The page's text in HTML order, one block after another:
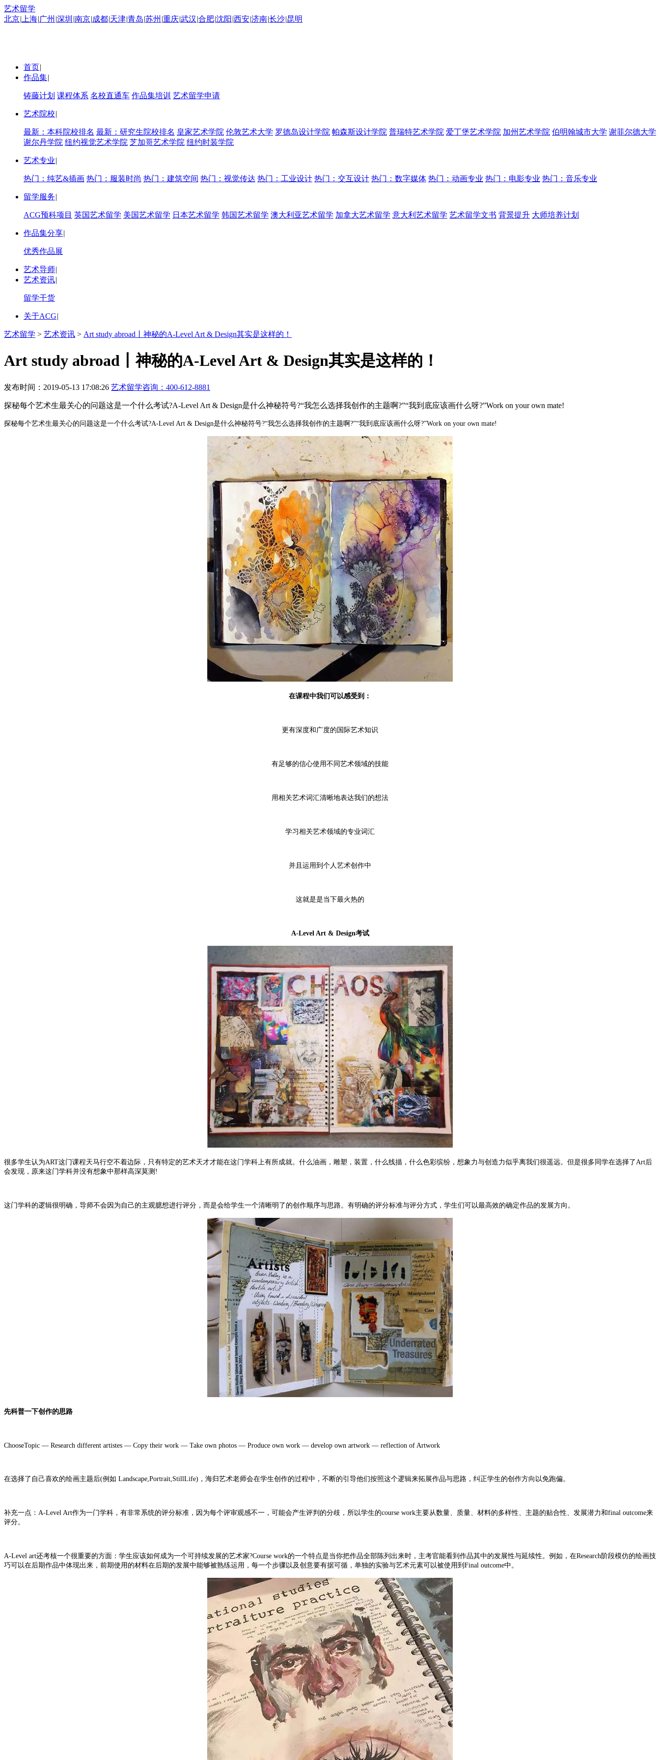
艺术留学
北京| 上海|广州 |深圳 |南京|成都|天津|青岛|苏州 |重庆|武汉 |合肥|沈阳 |西安|济南|长沙|昆明
首页|
作品集|
铸藤计划 课程体系 名校直通车 作品集培训 艺术留学申请
艺术院校|
最新：本科院校排名 最新：研究生院校排名 皇家艺术学院 伦敦艺术大学 罗德岛设计学院 帕森斯设计学院 普瑞特艺术学院 爱丁堡艺术学院 加州艺术学院 伯明翰城市大学 谢菲尔德大学
谢尔丹学院 纽约视觉艺术学院 芝加哥艺术学院 纽约时装学院
艺术专业|
热门：纯艺&插画 热门：服装时尚 热门：建筑空间 热门：视觉传达 热门：工业设计 热门：交互设计 热门：数字媒体 热门：动画专业 热门：电影专业 热门：音乐专业
留学服务|
ACG预科项目 英国艺术留学 美国艺术留学 日本艺术留学 韩国艺术留学 澳大利亚艺术留学 加拿大艺术留学 意大利艺术留学 艺术留学文书 背景提升 大师培养计划
作品集分享|
优秀作品展
艺术导师|
艺术资讯|
留学干货
关于ACG|
艺术留学 > 艺术资讯 > Art study abroad丨神秘的A-Level Art & Design其实是这样的！
Art study abroad丨神秘的A-Level Art & Design其实是这样的！
发布时间：2019-05-13 17:08:26 艺术留学咨询： 400-612-8881
探秘每个艺术生最关心的问题这是一个什么考试?A-Level Art & Design是什么神秘符号?“我怎么选择我创作的主题啊?”“我到底应该画什么呀?”Work on your own mate!
探秘每个艺术生最关心的问题这是一个什么考试?A-Level Art & Design是什么神秘符号?“我怎么选择我创作的主题啊?”“我到底应该画什么呀?”Work on your own mate!
在课程中我们可以感受到：
更有深度和广度的国际艺术知识
有足够的信心使用不同艺术领域的技能
用相关艺术词汇清晰地表达我们的想法
学习相关艺术领域的专业词汇
并且运用到个人艺术创作中
这就是是当下最火热的
A-Level Art & Design考试
很多学生认为ART这门课程天马行空不着边际，只有特定的艺术天才才能在这门学科上有所成就。什么油画，雕塑，装置，什么线描，什么色彩缤纷，想象力与创造力似乎离我们很遥远。但是很多同学在选择了Art后
会发现，原来这门学科并没有想象中那样高深莫测!
这门学科的逻辑很明确，导师不会因为自己的主观臆想进行评分，而是会给学生一个清晰明了的创作顺序与思路。有明确的评分标准与评分方式，学生们可以最高效的确定作品的发展方向。
先科普一下创作的思路
ChooseTopic — Research different artistes — Copy their work — Take own photos — Produce own work — develop own artwork — reflection of Artwork
在选择了自己喜欢的绘画主题后(例如 Landscape,Portrait,StillLife)，海归艺术老师会在学生创作的过程中，不断的引导他们按照这个逻辑来拓展作品与思路，纠正学生的创作方向以免跑偏。
补充一点：A-Level Art作为一门学科，有非常系统的评分标准，因为每个评审观感不一，可能会产生评判的分歧，所以学生的course work主要从数量、质量、材料的多样性、主题的贴合性、发展潜力和final outcome来
评分。
A-Level art还考核一个很重要的方面：学生应该如何成为一个可持续发展的艺术家?Course work的一个特点是当你把作品全部陈列出来时，主考官能看到作品其中的发展性与延续性。例如，在Research阶段模仿的绘画技
巧可以在后期作品中体现出来，前期使用的材料在后期的发展中能够被熟练运用，每一个步骤以及创意要有据可循，单独的实验与艺术元素可以被使用到Final outcome中。